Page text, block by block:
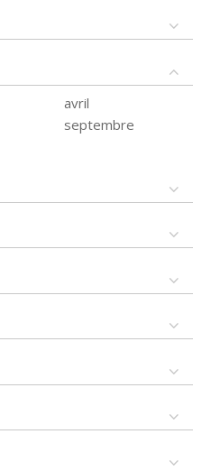
avril
septembre